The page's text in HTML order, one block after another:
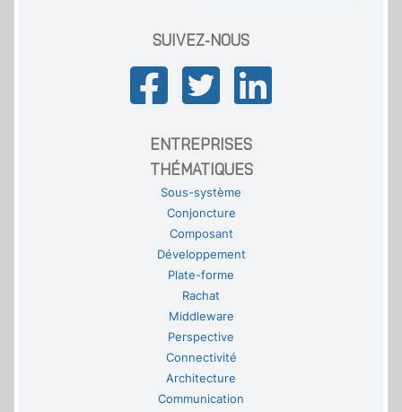
SUIVEZ-NOUS
ENTREPRISES
THÉMATIQUES
Sous-système
Conjoncture
Composant
Développement
Plate-forme
Rachat
Middleware
Perspective
Connectivité
Architecture
Communication